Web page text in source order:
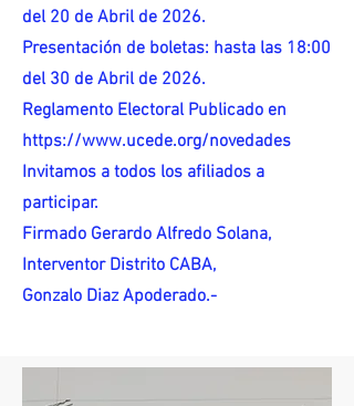
del 20 de Abril de 2026.
Presentación de boletas: hasta las 18:00
del 30 de Abril de 2026.
Reglamento Electoral Publicado en
https://www.ucede.org/novedades
Invitamos a todos los afiliados a
participar.
Firmado Gerardo Alfredo Solana,
Interventor Distrito CABA,
Gonzalo Diaz Apoderado.-